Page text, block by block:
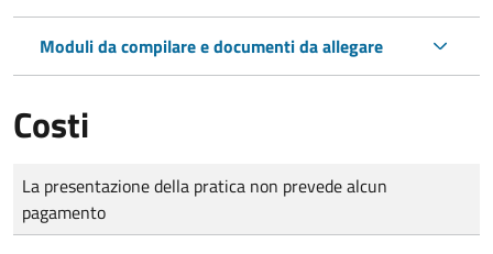
Moduli da compilare e documenti da allegare
Costi
Tipo di pagamento
Importo
La presentazione della pratica non prevede alcun
pagamento